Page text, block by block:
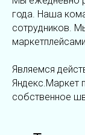
года. Наша
сотрудников.
Являемся
Яндекс.Маркет
собственное